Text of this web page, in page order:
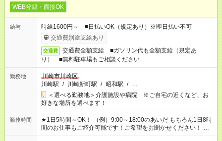
WEB登録・面接OK
給与
時給1600円～ ■日払いOK（規定あり）※即日払い不可
交通費別途支給あり
交通費
交通費全額支給 ■ガソリン代も全額支給（規定あ
り） ■無料駐車場もご相談ください
勤務地
川崎市川崎区
川崎駅 / 川崎新町駅 / 昭和駅 / …
＜選べる勤務地＞介護施設や病院 ※ご自宅の近くなど、お
好きな場所を選べます！
勤務時間
★1日5時間～OK！ （例）9:00～18:00のあいだ もちろん1日8時
間のお仕事もご紹介可能です！ご希望をお聞かせください！ ※
週最低15時間以上の勤務が必要です